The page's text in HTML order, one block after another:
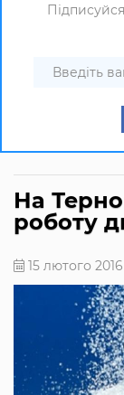
На
роботу
15 лютого 2016